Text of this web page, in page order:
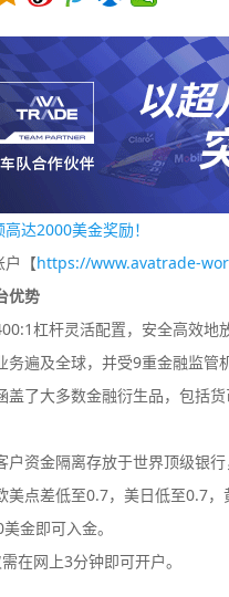
达2000美金奖励！
户【https://www.avatrade-
优势
杠杆灵活配置，安全高效地
务遍及全球，并受9重金融监管
盖了大多数金融衍生品，包括
户资金隔离存放于世界顶级银
美点差低至0.7，美日低至0.7，
金即可入金。
在网上3分钟即可开户。